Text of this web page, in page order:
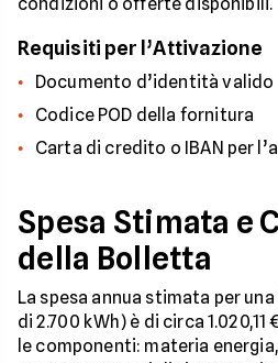
Requisiti per l’Attivazione
Documento d’identità valido
Codice POD della fornitura
Carta di credito o IBAN per
Spesa Stimata e
della Bolletta
La spesa annua stimata per
di 2.700 kWh) è di circa
le componenti: materia